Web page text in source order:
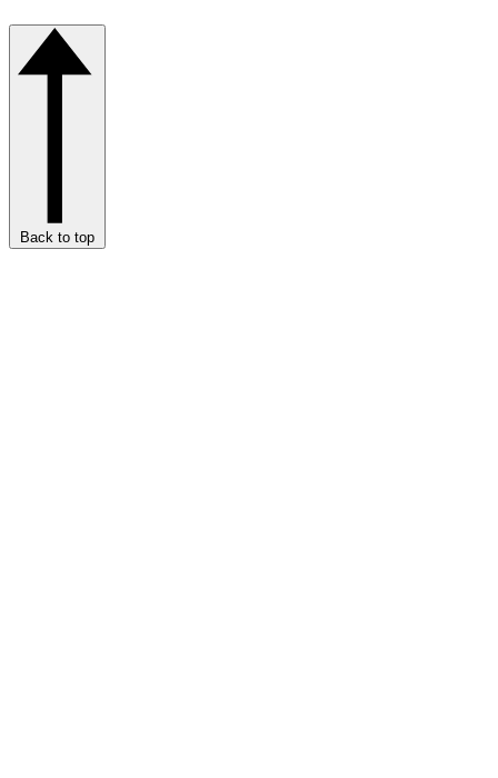
Back to top